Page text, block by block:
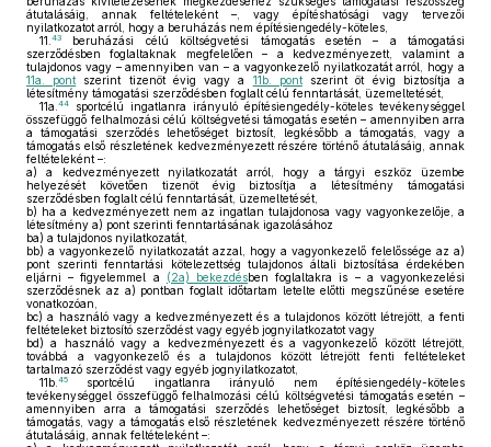
átutalásáig, annak feltételeként –, vagy építéshatósági vagy tervezői
nyilatkozatot arról, hogy a beruházás nem építésiengedély-köteles,
11. 43
beruházási célú költségvetési támogatás esetén – a támogatási
szerződésben foglaltaknak megfelelően – a kedvezményezett, valamint a
tulajdonos vagy – amennyiben van – a vagyonkezelő nyilatkozatát arról, hogy a
11a. pont szerint tizenöt évig vagy a 11b. pontszerint öt évig biztosítja a
létesítmény támogatási szerződésben foglalt célú fenntartását, üzemeltetését,
11a. 44
sportcélú ingatlanra irányuló építésiengedély-köteles tevékenységgel
összefüggő felhalmozási célú költségvetési támogatás esetén – amennyiben arra
a támogatási szerződés lehetőséget biztosít, legkésőbb a támogatás, vagy a
támogatás első részletének kedvezményezett részére történő átutalásáig, annak
feltételeként –:
a) a kedvezményezett nyilatkozatát arról, hogy a tárgyi eszköz üzembe
helyezését követően tizenöt évig biztosítja a létesítmény támogatási
szerződésben foglalt célú fenntartását, üzemeltetését,
b) ha a kedvezményezett nem az ingatlan tulajdonosa vagy vagyonkezelője, a
létesítmény a) pont szerinti fenntartásának igazolásához
ba) a tulajdonos nyilatkozatát,
bb) a vagyonkezelő nyilatkozatát azzal, hogy a vagyonkezelő felelőssége az a)
pont szerinti fenntartási kötelezettség tulajdonos általi biztosítása érdekében
eljárni – figyelemmel a (2a) bekezdésben foglaltakra is – a vagyonkezelési
szerződésnek az a) pontban foglalt időtartam letelte előtti megszűnése esetére
vonatkozóan,
bc) a használó vagy a kedvezményezett és a tulajdonos között létrejött, a fenti
feltételeket biztosító szerződést vagy egyéb jognyilatkozatot vagy
bd) a használó vagy a kedvezményezett és a vagyonkezelő között létrejött,
továbbá a vagyonkezelő és a tulajdonos között létrejött fenti feltételeket
tartalmazó szerződést vagy egyéb jognyilatkozatot,
11b. 45
sportcélú ingatlanra irányuló nem építésiengedély-köteles
tevékenységgel összefüggő felhalmozási célú költségvetési támogatás esetén –
amennyiben arra a támogatási szerződés lehetőséget biztosít, legkésőbb a
támogatás, vagy a támogatás első részletének kedvezményezett részére történő
átutalásáig, annak feltételeként –: